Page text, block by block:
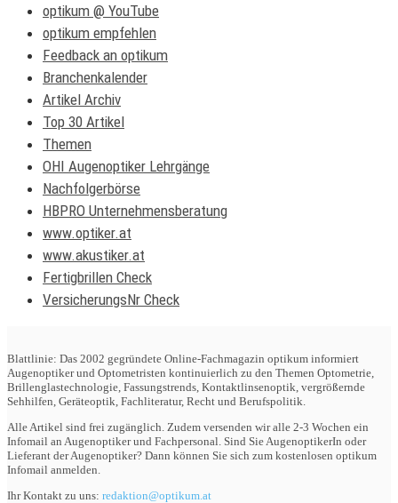
optikum @ YouTube
optikum empfehlen
Feedback an optikum
Branchenkalender
Artikel Archiv
Top 30 Artikel
Themen
OHI Augenoptiker Lehrgänge
Nachfolgerbörse
HBPRO Unternehmensberatung
www.optiker.at
www.akustiker.at
Fertigbrillen Check
VersicherungsNr Check
Blattlinie: Das 2002 gegründete Online-Fachmagazin optikum informiert
Augenoptiker und Optometristen kontinuierlich zu den Themen Optometrie,
Brillenglastechnologie, Fassungstrends, Kontaktlinsenoptik, vergrößernde
Sehhilfen, Geräteoptik, Fachliteratur, Recht und Berufspolitik.
Alle Artikel sind frei zugänglich. Zudem versenden wir alle 2-3 Wochen ein
Infomail an Augenoptiker und Fachpersonal. Sind Sie AugenoptikerIn oder
Lieferant der Augenoptiker? Dann können Sie sich zum kostenlosen optikum
Infomail anmelden.
Ihr Kontakt zu uns: redaktion@optikum.at